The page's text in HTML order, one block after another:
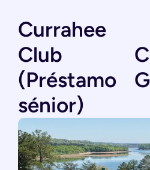
Currahee
Club
(Préstamo
sénior)